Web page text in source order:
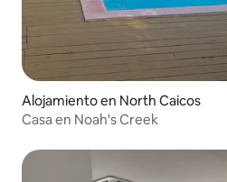
Alojamiento en North Caicos
Casa en Noah's Creek